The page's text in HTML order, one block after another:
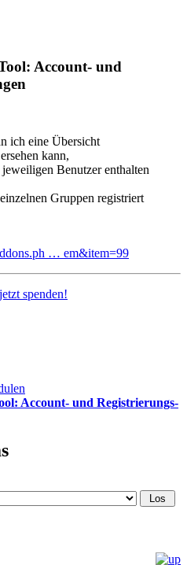
Account- und
ich eine Übersicht
kann,
Benutzer enthalten
Gruppen registriert
… em&item=99
jetzt spenden!
Account- und Registrierungs-